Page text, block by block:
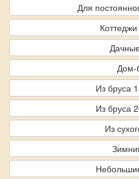
Для
Дом-
Из бруса
Из бруса
Из